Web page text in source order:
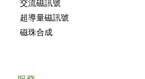
交流磁訊號
超導量磁訊號
磁珠合成